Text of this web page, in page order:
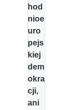
hod
nioe
uro
pejs
kiej
dem
okra
cji,
ani